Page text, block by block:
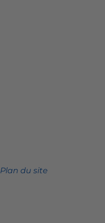
Plan du site